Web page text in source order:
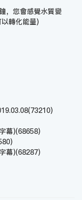
，您會感覺水質變
轉化能量)
(73210)
幕)(68658)
幕)(68287)